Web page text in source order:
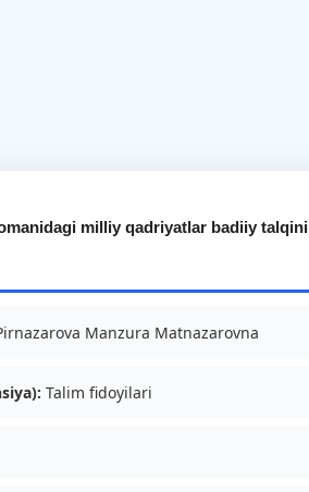
milliy qadriyatlar badiiy talqini
Manzura Matnazarovna
Talim fidoyilari